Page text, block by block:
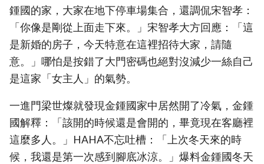
鍾國的家，大家在地下停車場集合，還調侃宋智孝：
「你像是剛從上面走下來。」宋智孝大方回應：「這
是新婚的房子，今天特意在這裡招待大家，請隨
意。」哪怕是按錯了大門密碼也絕對沒減少一絲自己
是這家「女主人」的氣勢。
一進門梁世燦就發現金鍾國家中居然開了冷氣，金鍾
國解釋：「該開的時候還是會開的，畢竟現在客廳裡
這麼多人。」HAHA不忘吐槽：「上次冬天來的時
候，我還是第一次感到腳底冰涼。」爆料金鍾國冬天